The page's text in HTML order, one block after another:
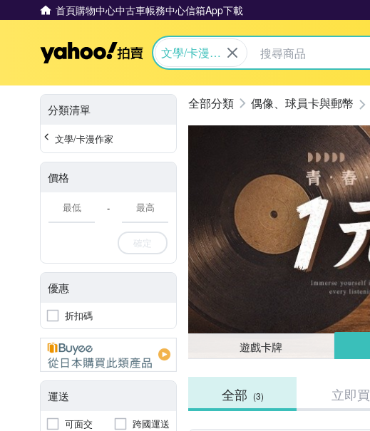
首頁購物中心中古車帳務中心信箱App下載
Yahoo拍賣
文學/卡漫作
分類清單
文學/卡漫作家
價格
-
確定
優惠
折扣碼
運送
可面交 跨國運送
偶像、球員卡與郵幣
遊戲卡牌
全部 (3) 立即買